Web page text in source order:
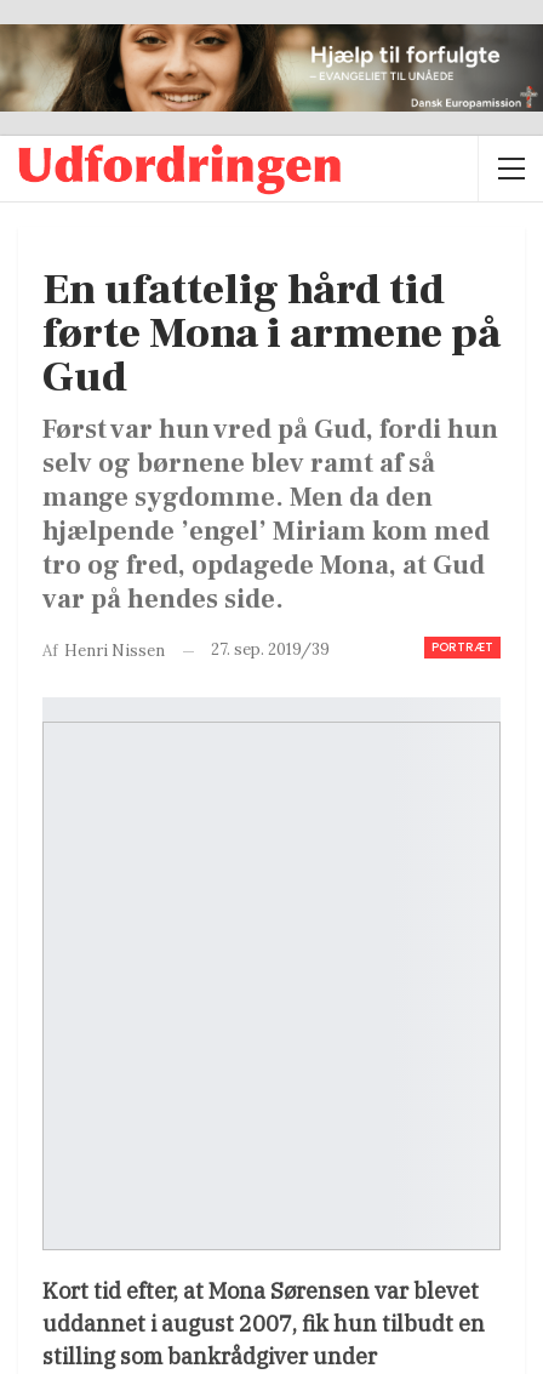
En ufattelig hård tid
førte Mona i armene på
Gud
Først var hun vred på Gud, fordi hun
selv og børnene blev ramt af så
mange sygdomme. Men da den
hjælpende ’engel’ Miriam kom med
tro og fred, opdagede Mona, at Gud
var på hendes side.
PORTRÆT
Af Henri Nissen 27. sep. 2019/39
Kort tid efter, at Mona Sørensen var blevet
uddannet i august 2007, fik hun tilbudt en
stilling som bankrådgiver under